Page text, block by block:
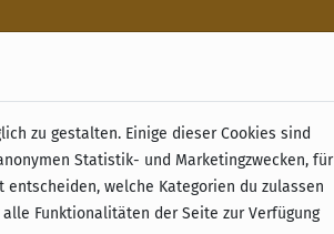
30 Tage Rückgabe
zu gestalten. Einige dieser Cookies sind
Statistik- und Marketingzwecken, für
welche Kategorien du zulassen
Funktionalitäten der Seite zur Verfügung